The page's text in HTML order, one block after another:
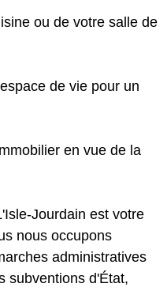
ou de votre salle de
de vie pour un
en vue de la
Jourdain est votre
nous occupons
administratives
subventions d'État,